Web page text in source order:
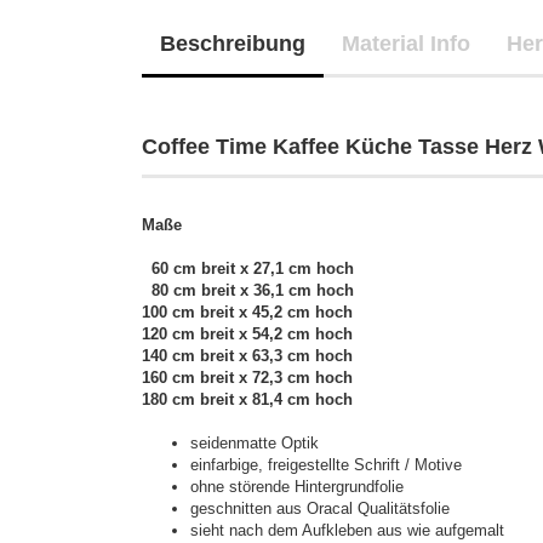
Beschreibung Material Info
Coffee Time Kaffee Küche Tasse Herz
Maße
60 cm breit x 27,1 cm hoch
80 cm breit x 36,1 cm hoch
100 cm breit x 45,2 cm hoch
120 cm breit x 54,2 cm hoch
140 cm breit x 63,3 cm hoch
160 cm breit x 72,3 cm hoch
180 cm breit x 81,4 cm hoch
seidenmatte Optik
einfarbige, freigestellte Schrift / Motive
ohne störende Hintergrundfolie
geschnitten aus Oracal Qualitätsfolie
sieht nach dem Aufkleben aus wie aufgemalt